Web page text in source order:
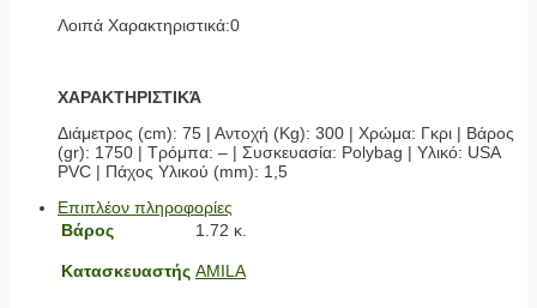
Λοιπά Χαρακτηριστικά:0
ΧΑΡΑΚΤΗΡΙΣΤΙΚΆ
Διάμετρος (cm): 75 | Αντοχή (Kg): 300 | Χρώμα: Γκρι | Βάρος
(gr): 1750 | Τρόμπα: – | Συσκευασία: Polybag | Υλικό: USA
PVC | Πάχος Υλικού (mm): 1,5
Επιπλέον πληροφορίες
Βάρος
1.72 κ.
Κατασκευαστής AMILA